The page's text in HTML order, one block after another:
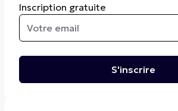
Inscription gratuite
S'inscrire